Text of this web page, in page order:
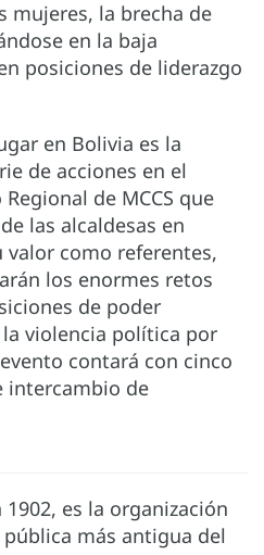
mujeres, la brecha de
en la baja
posiciones de liderazgo
en Bolivia es la
de acciones en el
de MCCS que
las alcaldesas en
valor como referentes,
los enormes retos
de poder
violencia política por
contará con cinco
intercambio de
1902, es la organización
más antigua del